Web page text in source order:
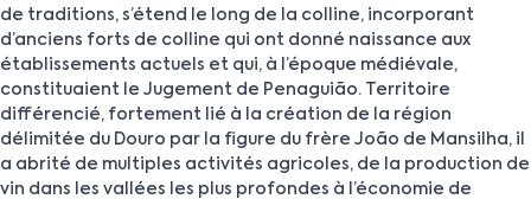
de traditions, s’étend le long de la colline, incorporant
d’anciens forts de colline qui ont donné naissance aux
établissements actuels et qui, à l’époque médiévale,
constituaient le Jugement de Penaguião. Territoire
différencié, fortement lié à la création de la région
délimitée du Douro par la figure du frère João de Mansilha, il
a abrité de multiples activités agricoles, de la production de
vin dans les vallées les plus profondes à l’économie de